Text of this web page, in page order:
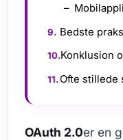
Bedste
Konklusion
Ofte stillede
OAuth 2.0er en